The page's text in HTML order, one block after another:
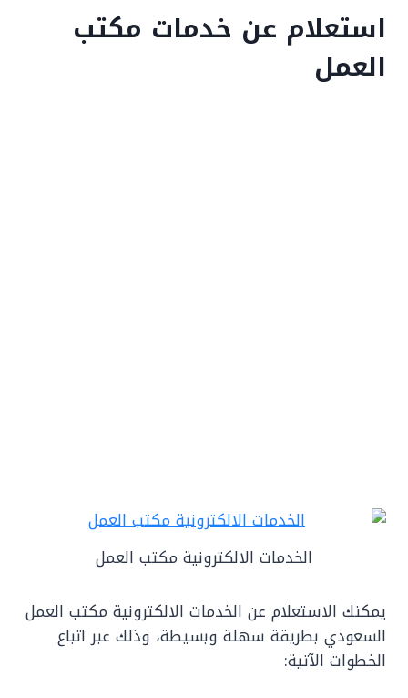
استعلام عن خدمات مكتب
العمل
الخدمات الالكترونية مكتب العمل
يمكنك الاستعلام عن الخدمات الالكترونية مكتب العمل
السعودي بطريقة سهلة وبسيطة، وذلك عبر اتباع
الخطوات الآتية: